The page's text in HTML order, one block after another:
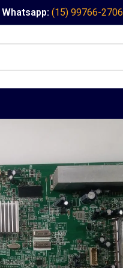
Whatsapp: (15) 99766-2706